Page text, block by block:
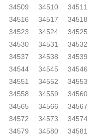
34509 34510
34511
34516 34517
34518
34523 34524
34525
34530 34531
34532
34537 34538
34539
34544 34545
34546
34551 34552
34553
34558 34559
34560
34565 34566
34567
34572 34573
34574
34579 34580
34581